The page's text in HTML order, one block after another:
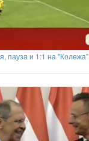
пауза и 1:1 на "Колежа"